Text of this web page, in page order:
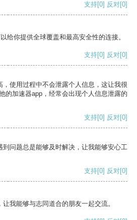
支持[0] 反对[0]
给你提供全球覆盖和最高安全性的连接。
支持[0] 反对[0]
使用过程中不会泄露个人信息，这让我很
的加速器app，经常会出现个人信息泄露的
支持[0] 反对[0]
到问题总是能够及时解决，让我能够安心工
支持[0] 反对[0]
我能够与志同道合的朋友一起交流。